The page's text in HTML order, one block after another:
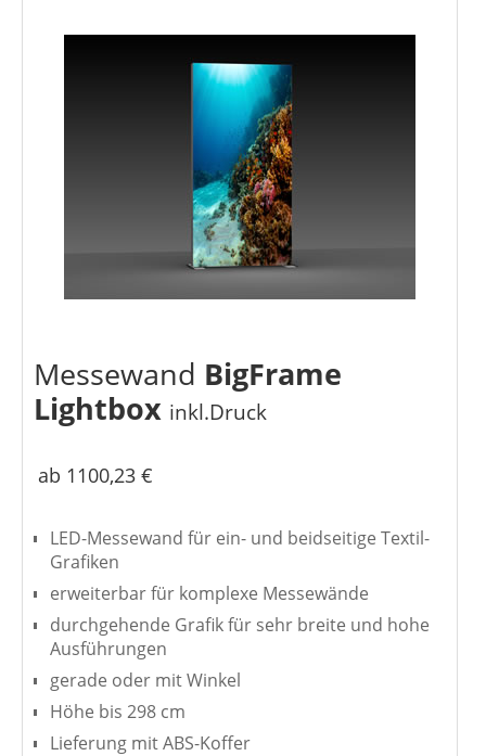
Messewand BigFrame
Lightbox inkl.Druck
ab 1100,23 €
LED-Messewand für ein- und beidseitige Textil-
Grafiken
erweiterbar für komplexe Messewände
durchgehende Grafik für sehr breite und hohe
Ausführungen
gerade oder mit Winkel
Höhe bis 298 cm
Lieferung mit ABS-Koffer